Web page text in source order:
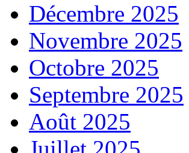
Décembre 2025
Novembre 2025
Octobre 2025
Septembre 2025
Août 2025